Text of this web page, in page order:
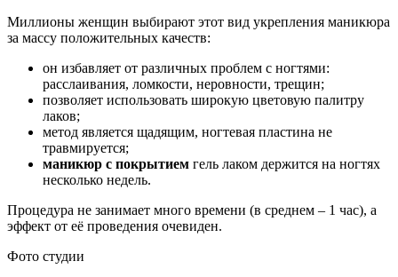
Миллионы женщин выбирают этот вид укрепления маникюра
за массу положительных качеств:
он избавляет от различных проблем с ногтями:
расслаивания, ломкости, неровности, трещин;
позволяет использовать широкую цветовую палитру
лаков;
метод является щадящим, ногтевая пластина не
травмируется;
маникюр с покрытием гель лаком держится на ногтях
несколько недель.
Процедура не занимает много времени (в среднем – 1 час), а
эффект от её проведения очевиден.
Фото студии